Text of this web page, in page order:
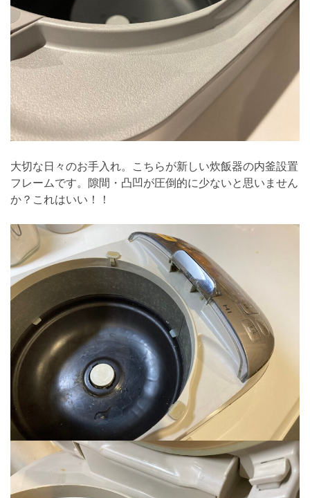
大切な日々のお手入れ。こちらが新しい炊飯器の内釜設置
フレームです。隙間・凸凹が圧倒的に少ないと思いません
か？これはいい！！